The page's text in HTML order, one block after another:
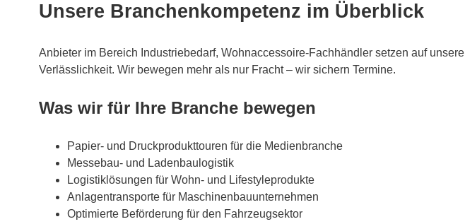
Unsere Branchenkompetenz im Überblick
Anbieter im Bereich Industriebedarf, Wohnaccessoire-Fachhändler setzen auf unsere
Verlässlichkeit. Wir bewegen mehr als nur Fracht – wir sichern Termine.
Was wir für Ihre Branche bewegen
Papier- und Druckprodukttouren für die Medienbranche
Messebau- und Ladenbaulogistik
Logistiklösungen für Wohn- und Lifestyleprodukte
Anlagentransporte für Maschinenbauunternehmen
Optimierte Beförderung für den Fahrzeugsektor